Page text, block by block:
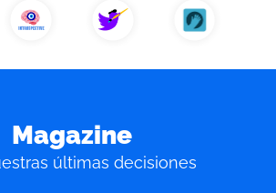
Magazine
últimas decisiones